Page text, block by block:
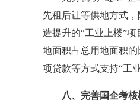
先租后让等供地方式
造提升的“工业上楼”
地面积占总用地面积
项贷款等方式支持“工
八、完善国企考核